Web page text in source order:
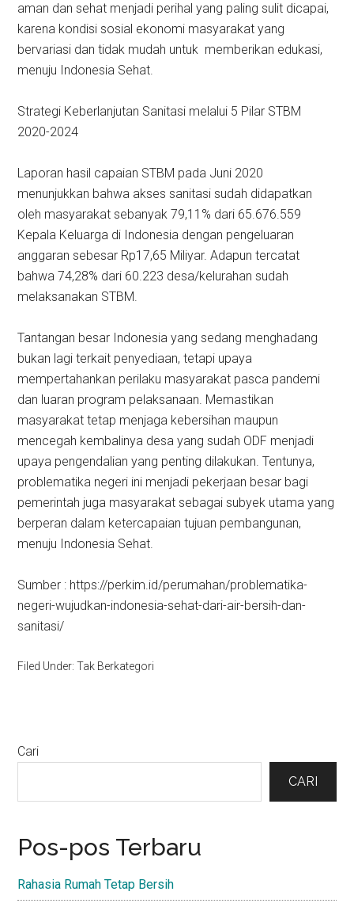
aman dan sehat menjadi perihal yang paling sulit dicapai,
karena kondisi sosial ekonomi masyarakat yang
bervariasi dan tidak mudah untuk memberikan edukasi,
menuju Indonesia Sehat.
Strategi Keberlanjutan Sanitasi melalui 5 Pilar STBM
2020-2024
Laporan hasil capaian STBM pada Juni 2020
menunjukkan bahwa akses sanitasi sudah didapatkan
oleh masyarakat sebanyak 79,11% dari 65.676.559
Kepala Keluarga di Indonesia dengan pengeluaran
anggaran sebesar Rp17,65 Miliyar. Adapun tercatat
bahwa 74,28% dari 60.223 desa/kelurahan sudah
melaksanakan STBM.
Tantangan besar Indonesia yang sedang menghadang
bukan lagi terkait penyediaan, tetapi upaya
mempertahankan perilaku masyarakat pasca pandemi
dan luaran program pelaksanaan. Memastikan
masyarakat tetap menjaga kebersihan maupun
mencegah kembalinya desa yang sudah ODF menjadi
upaya pengendalian yang penting dilakukan. Tentunya,
problematika negeri ini menjadi pekerjaan besar bagi
pemerintah juga masyarakat sebagai subyek utama yang
berperan dalam ketercapaian tujuan pembangunan,
menuju Indonesia Sehat.
Sumber : https://perkim.id/perumahan/problematika-
negeri-wujudkan-indonesia-sehat-dari-air-bersih-dan-
sanitasi/
Filed Under: Tak Berkategori
Primary
Cari
CARI
Pos-pos Terbaru
Rahasia Rumah Tetap Bersih